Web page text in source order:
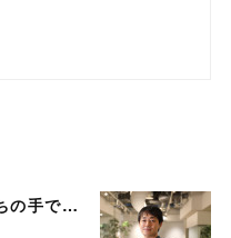
技術と知見を活かして、自分たちの手でより良い組織をつくる――「スペシャリスト」として歩むエンジニアキャリア事例